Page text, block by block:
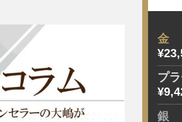
金
プ
銀